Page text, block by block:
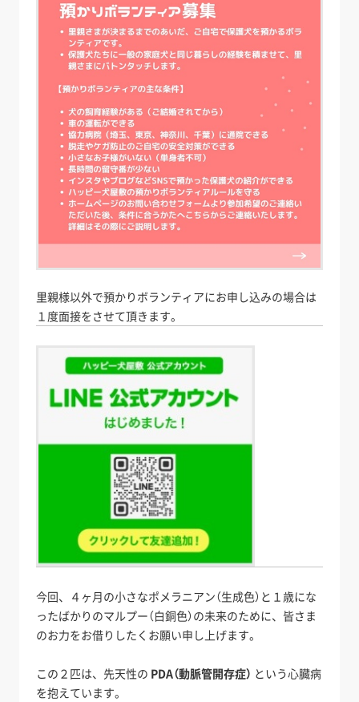
里親様以外で預かりボランティアにお申し込みの場合は
１度面接をさせて頂きます。
今回、４ヶ月の小さなポメラニアン（生成色）と１歳にな
ったばかりのマルプー（白銅色）の未来のために、皆さま
のお力をお借りしたくお願い申し上げます。
この２匹は、先天性の PDA（動脈管開存症） という心臓病
を抱えています。